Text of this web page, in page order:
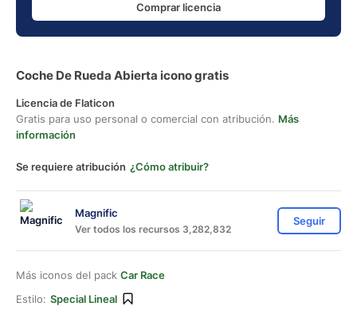
Comprar licencia
Coche De Rueda Abierta icono gratis
Licencia de Flaticon
Gratis para uso personal o comercial con atribución. Más
información
Se requiere atribución ¿Cómo atribuir?
Magnific
Ver todos los recursos 3,282,832
Seguir
Más iconos del pack Car Race
Estilo: Special Lineal